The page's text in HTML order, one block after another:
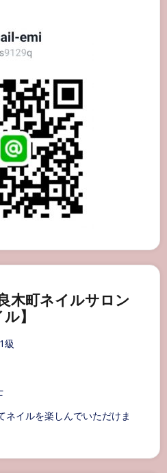
木町ネイルサロン
】
級
ネイルを楽しんでいただけま